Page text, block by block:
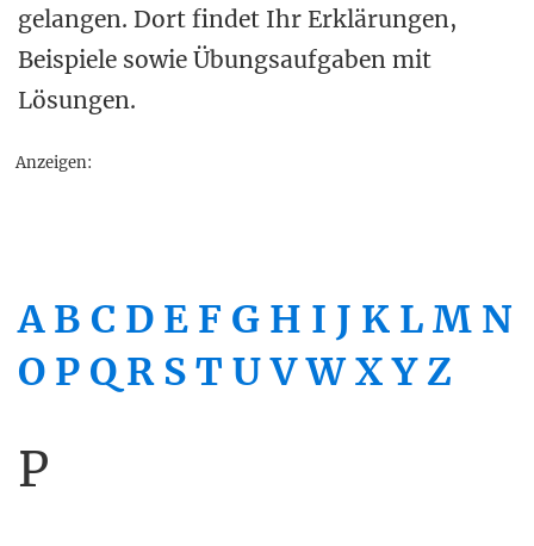
gelangen. Dort findet Ihr Erklärungen,
Beispiele sowie Übungsaufgaben mit
Lösungen.
Anzeigen:
A B C D E F G H I J K L M N
O P Q R S T U V W X Y Z
P